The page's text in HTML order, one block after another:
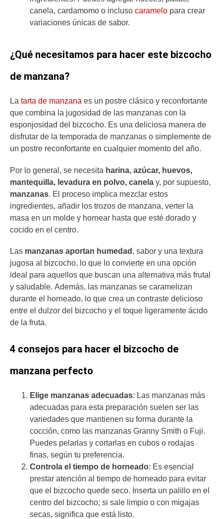
canela, cardamomo o incluso caramelo para crear
variaciones únicas de sabor.
¿Qué necesitamos para hacer este bizcocho
de manzana?
La tarta de manzana es un postre clásico y reconfortante
que combina la jugosidad de las manzanas con la
esponjosidad del bizcocho. Es una deliciosa manera de
disfrutar de la temporada de manzanas o simplemente de
un postre reconfortante en cualquier momento del año.
Por lo general, se necesita harina, azúcar, huevos,
mantequilla, levadura en polvo, canela y, por supuesto,
manzanas. El proceso implica mezclar estos
ingredientes, añadir los trozos de manzana, verter la
masa en un molde y hornear hasta que esté dorado y
cocido en el centro.
Las manzanas aportan humedad , sabor y una textura
jugosa al bizcocho, lo que lo convierte en una opción
ideal para aquellos que buscan una alternativa más frutal
y saludable. Además, las manzanas se caramelizan
durante el horneado, lo que crea un contraste delicioso
entre el dulzor del bizcocho y el toque ligeramente ácido
de la fruta.
4 consejos para hacer el bizcocho de
manzana perfecto
Elige manzanas adecuadas: Las manzanas más
adecuadas para esta preparación suelen ser las
variedades que mantienen su forma durante la
cocción, como las manzanas Granny Smith o Fuji.
Puedes pelarlas y cortarlas en cubos o rodajas
finas, según tu preferencia.
Controla el tiempo de horneado: Es esencial
prestar atención al tiempo de horneado para evitar
que el bizcocho quede seco. Inserta un palillo en el
centro del bizcocho; si sale limpio o con migajas
secas, significa que está listo.